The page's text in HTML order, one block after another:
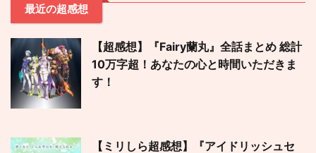
最近の超感想
【超感想】『Fairy蘭丸』全話まとめ 総計
10万字超！あなたの心と時間いただきま
す！
【ミリしら超感想】『アイドリッシュセ